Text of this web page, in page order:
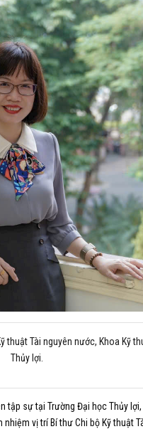
thuật Tài nguyên nước, Khoa Kỹ
Thủy lợi.
tập sự tại Trường Đại học Thủy
vị trí Bí thư Chi bộ Kỹ thuật